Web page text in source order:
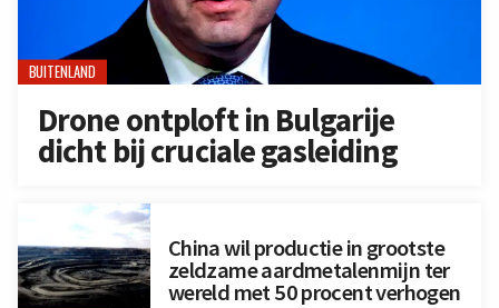
BUITENLAND
Drone ontploft in Bulgarije
dicht bij cruciale gasleiding
China wil productie in grootste
zeldzame aardmetalenmijn ter
wereld met 50 procent verhogen